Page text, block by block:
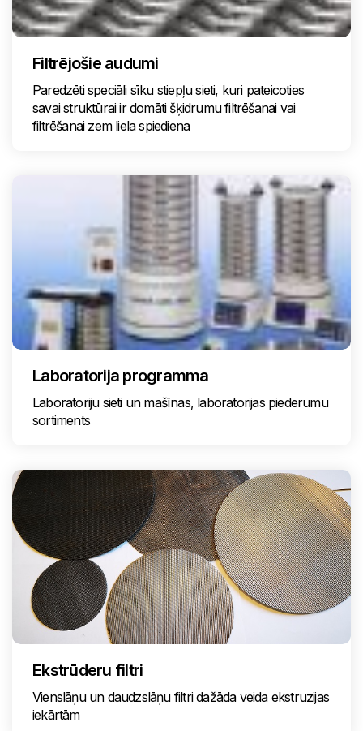
Filtrējošie audumi
Paredzēti speciāli sīku stiepļu sieti, kuri pateicoties
savai struktūrai ir domāti šķidrumu filtrēšanai vai
filtrēšanai zem liela spiediena
Laboratorija programma
Laboratoriju sieti un mašīnas, laboratorijas piederumu
sortiments
Ekstrūderu filtri
Vienslāņu un daudzslāņu filtri dažāda veida ekstruzijas
iekārtām